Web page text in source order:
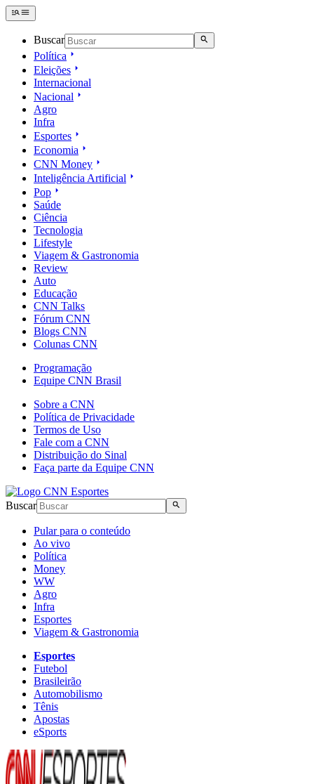
Buscar
Política
Eleições
Internacional
Nacional
Agro
Infra
Esportes
Economia
CNN Money
Inteligência Artificial
Pop
Saúde
Ciência
Tecnologia
Lifestyle
Viagem & Gastronomia
Review
Auto
Educação
CNN Talks
Fórum CNN
Blogs CNN
Colunas CNN
Programação
Equipe CNN Brasil
Sobre a CNN
Política de Privacidade
Termos de Uso
Fale com a CNN
Distribuição do Sinal
Faça parte da Equipe CNN
Buscar
Pular para o conteúdo
Ao vivo
Política
Money
WW
Agro
Infra
Esportes
Viagem & Gastronomia
Esportes
Futebol
Brasileirão
Automobilismo
Tênis
Apostas
eSports